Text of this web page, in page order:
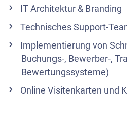
IT Architektur & Branding
Technisches Support-
Implementierung von
Buchungs-, Bewerber-,
Bewertungssysteme)
Online Visitenkarten und